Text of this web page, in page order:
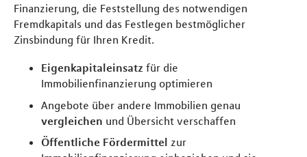
Finanzierung, die Feststellung des notwendigen
Fremdkapitals und das Festlegen bestmöglicher
Zinsbindung für Ihren Kredit.
Eigenkapitaleinsatz für die
Immobilienfinanzierung optimieren
Angebote über andere Immobilien genau
vergleichen und Übersicht verschaffen
Öffentliche Fördermittel zur